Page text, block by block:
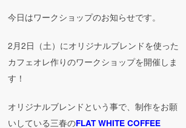
今日はワークショップのお知らせです。
2月2日（土）にオリジナルブレンドを使った
カフェオレ作りのワークショップを開催しま
す！
オリジナルブレンドという事で、制作をお願
いしている三春のFLAT WHITE COFFEE